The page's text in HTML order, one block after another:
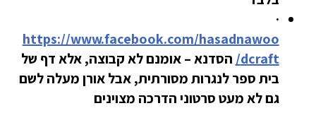
·
https://www.facebook.com/hasadnawoo
dcraft/ הסדנא – אומנם לא קבוצה, אלא דף של
בית ספר לנגרות מסורתית, אבל אורן מעלה לשם
גם לא מעט סרטוני הדרכה מצוינים